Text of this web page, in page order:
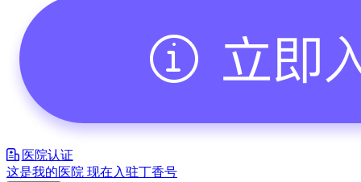
医院认证
这是我的医院 现在入驻丁香号